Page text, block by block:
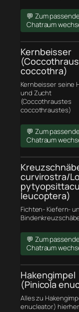
💬 Zum
Chatraum
Kernbeisser
coccothra)
Kernbeisser seine
und Zucht
(Coccothraustes
coccothraustes)
💬 Zum
Chatraum
curvirostra/
leucoptera)
Fichten- Kiefern-
💬 Zum
Chatraum
Hakengimpel
(Pinicola
Alles zu
enucleator) hierher